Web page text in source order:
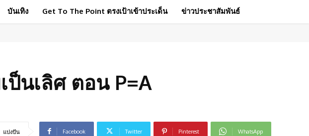
บันเทิง Get To The Point ตรงเป้าเข้าประเด็น ข่าวประชาสัมพันธ์
ป็นเลิศ ตอน P=A
แบ่งปัน Facebook Twitter Pinterest WhatsApp